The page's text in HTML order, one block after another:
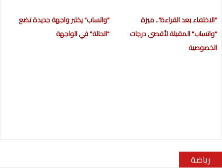
"الاختفاء بعد القراءة".. ميزة
"واتساب" المقبلة لأقصى درجات
الخصوصية
"واتساب" يختبر واجهة جديدة تضع
"الحالة" في الواجهة
رياضة